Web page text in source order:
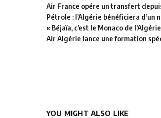
Air France opére un transfert
Pétrole : l’Algérie bénéficiera d’un
« Béjaïa, c’est le Monaco de
Air Algérie lance une formation
YOU MIGHT ALSO LIKE